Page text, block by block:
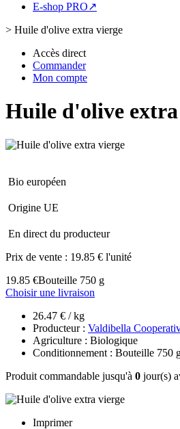
E-shop PRO↗
> Huile d'olive extra vierge
Accès direct
Commander
Mon compte
Huile d'olive
Bio européen
Origine UE
En direct du producteur
Prix de vente : 19.85 € l'unité
19.85 €Bouteille 750 g
Choisir une livraison
26.47 € / kg
Producteur : Valdibella
Agriculture : Biologique
Conditionnement : Bouteille 750
Produit commandable jusqu'à 0 jour(s)
Imprimer